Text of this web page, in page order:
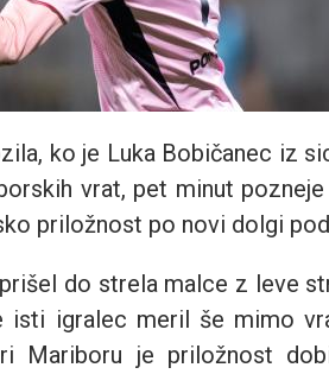
ko je Luka Bobičanec iz
vrat, pet minut
priložnost po novi dolgi
do strela malce z leve
isti igralec meril še mimo
Mariboru je priložnost